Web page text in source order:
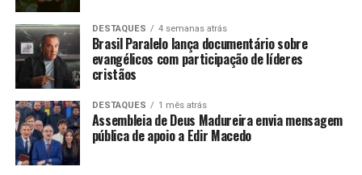
DESTAQUES 4 semanas atrás
Brasil Paralelo lança documentário sobre
evangélicos com participação de líderes
cristãos
DESTAQUES 1 mês atrás
Assembleia de Deus Madureira envia mensagem
pública de apoio a Edir Macedo